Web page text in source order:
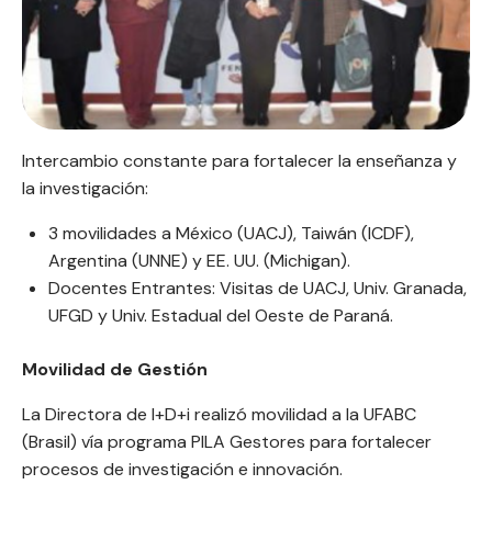
Intercambio constante para fortalecer la enseñanza y
la investigación:
3 movilidades a México (UACJ), Taiwán (ICDF),
Argentina (UNNE) y EE. UU. (Michigan).
Docentes Entrantes: Visitas de UACJ, Univ. Granada,
UFGD y Univ. Estadual del Oeste de Paraná.
Movilidad de Gestión
La Directora de I+D+i realizó movilidad a la UFABC
(Brasil) vía programa PILA Gestores para fortalecer
procesos de investigación e innovación.